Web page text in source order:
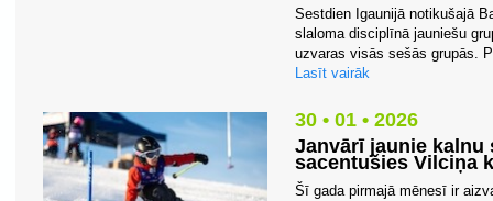
Sestdien Igaunijā notikušajā
slaloma disciplīnā jauniešu
uzvaras visās sešās grupās.
Lasīt vairāk
30 • 01 • 2026
Janvārī jaunie kalnu
sacentušies Vilciņa
Šī gada pirmajā mēnesī ir